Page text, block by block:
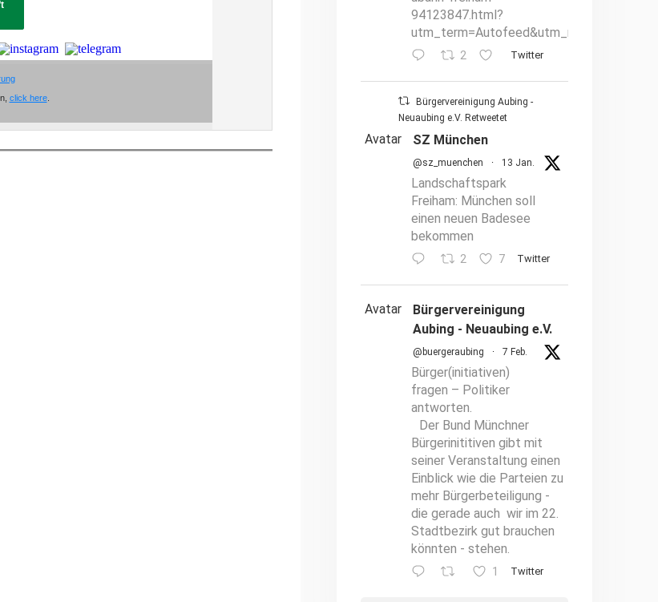
94123847.html?
2 Twitter
Bürgervereinigung Aubing -
Neuaubing e.V. Retweetet
Avatar SZ München
@sz_muenchen · 13 Jan.
Landschaftspark
Freiham: München soll
einen neuen Badesee
bekommen
2 7 Twitter
Avatar
Bürgervereinigung
Aubing - Neuaubing e.V.
@buergeraubing · 7 Feb.
Bürger(initiativen)
fragen – Politiker
antworten.
Der Bund Münchner
Bürgerinititiven gibt mit
seiner Veranstaltung einen
Einblick wie die Parteien zu
mehr Bürgerbeteiligung -
die gerade auch wir im 22.
Stadtbezirk gut brauchen
könnten - stehen.
1 Twitter